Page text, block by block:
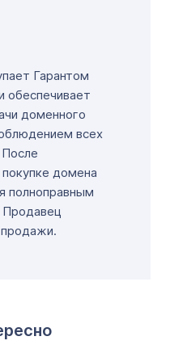
Гарантом
обеспечивает
доменного
всех
После
домена
полноправным